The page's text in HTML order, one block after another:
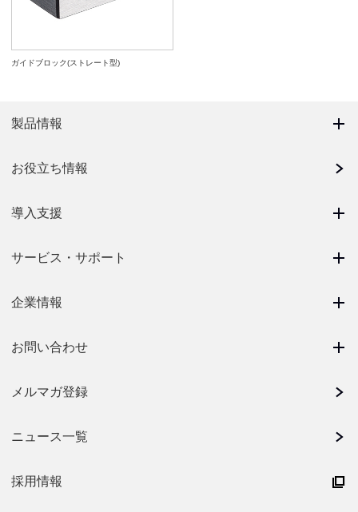
ガイドブロック(ストレート型)
製品情報
お役立ち情報
導入支援
サービス・サポート
企業情報
お問い合わせ
メルマガ登録
ニュース一覧
採用情報